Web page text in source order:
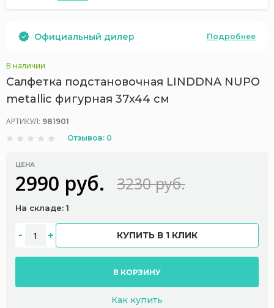
Официальный дилер Подробнее
В наличии
Салфетка подстановочная LINDDNA NUPO
metallic фигурная 37x44 см
АРТИКУЛ: 981901
Отзывов: 0
ЦЕНА
2990 руб. 3230 руб.
На складе: 1
КУПИТЬ В 1 КЛИК
В КОРЗИНУ
Как купить